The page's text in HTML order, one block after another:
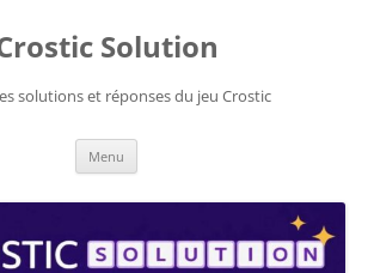
Solution
solutions et réponses du jeu Crostic
Menu